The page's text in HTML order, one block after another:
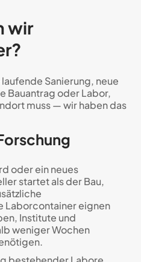
wir
Sanierung, neue
Bauantrag oder Labor,
muss — wir haben das
oder ein neues
startet als der Bau,
Laborcontainer eignen
Institute und
weniger Wochen